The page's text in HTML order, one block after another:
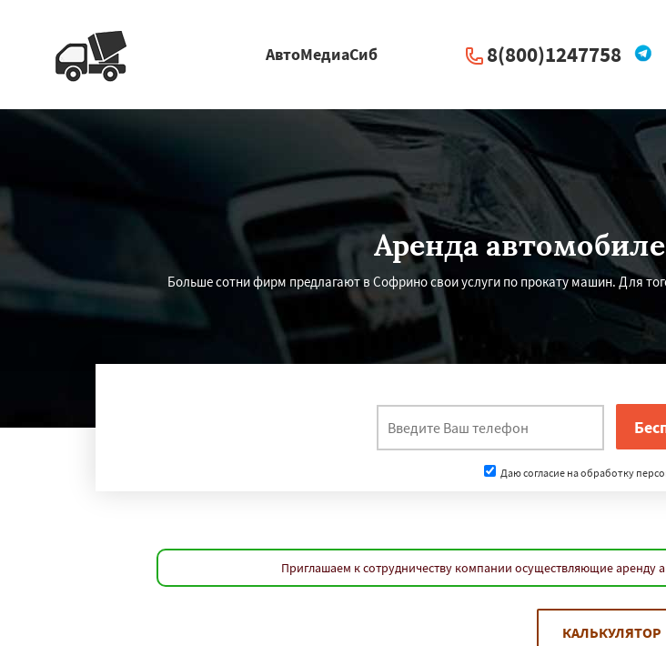
АвтоМедиаСиб 8(800)1247758
Аренда
Больше сотни фирм предлагают в Софрино свои услуги по прокату машин. Для
Даю согласие на обработку
Приглашаем к сотрудничеству компании осуществляющие аренду
КАЛЬКУЛЯТОР